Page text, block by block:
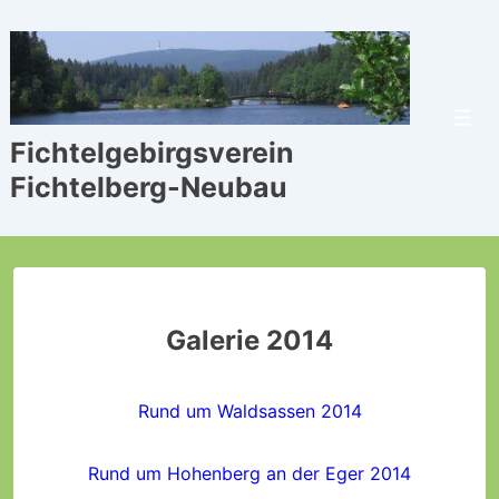
Zum
Inhalt
Fichtelgebirgsverein
Fichtelberg-Neubau
Galerie 2014
Rund um Waldsassen 2014
Rund um Hohenberg an der Eger 2014